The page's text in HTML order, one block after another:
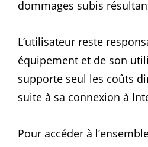
dommages subis
L’utilisateur reste
équipement et de son
supporte seul les coûts
suite à sa connexion à
Pour accéder à